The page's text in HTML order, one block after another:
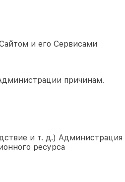
и его Сервисами
причинам.
и т. д.) Администрация
ресурса